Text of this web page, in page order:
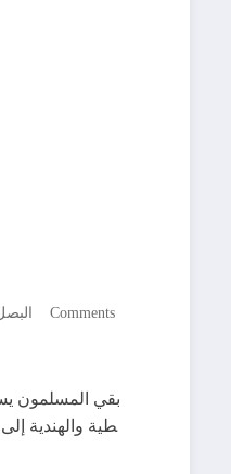
0 Comments
بقي المسلمون
طية والهندية